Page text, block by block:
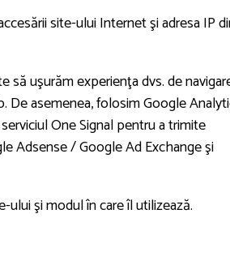
site-ului Internet şi adresa IP
uşurăm experienţa dvs. de
asemenea, folosim Google
One Signal pentru a trimite
Adsense / Google Ad Exchange şi
şi modul în care îl utilizează.